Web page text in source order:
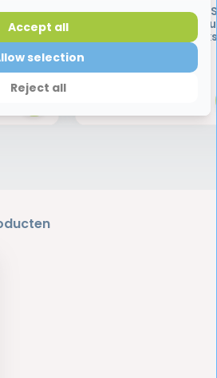
- 40
GUM Tandenstokers
Picks Advanced
Medium | 60
Reject all
selection
Accept all